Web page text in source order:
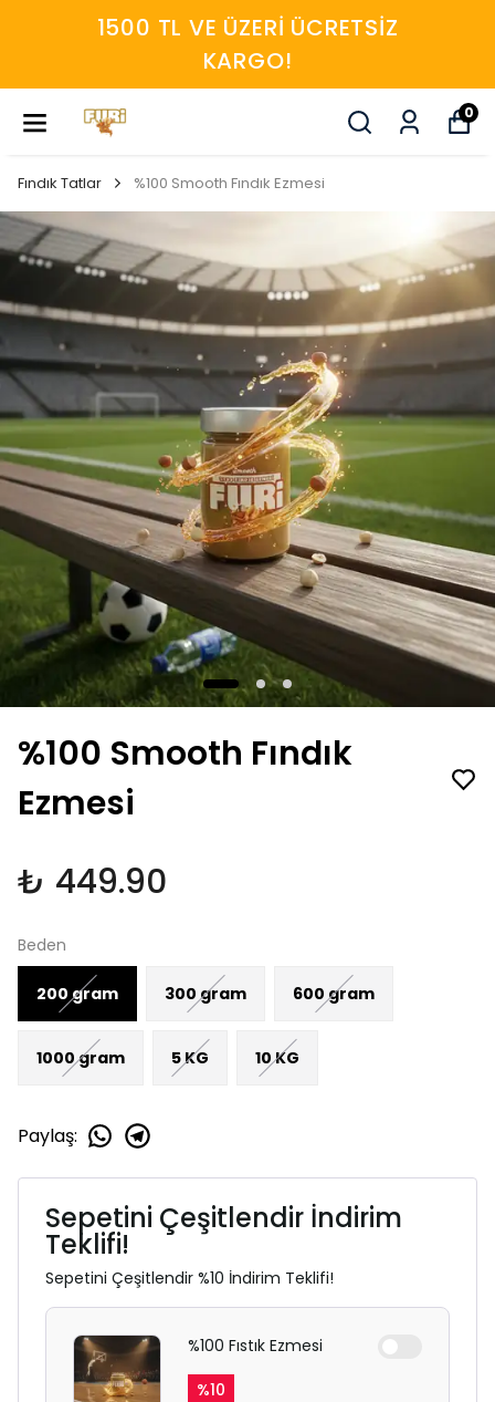
1500 TL VE ÜZERI ÜCRETSIZ
KARGO!
0
Fındık Tatlar %100 Smooth Fındık Ezmesi
%100 Smooth Fındık
Ezmesi
₺ 449.90
Beden
200 gram 300 gram 600 gram
1000 gram 5 KG 10 KG
Paylaş:
Sepetini Çeşitlendir İndirim
Teklifi!
Sepetini Çeşitlendir %10 İndirim Teklifi!
%100 Fıstık Ezmesi
%10